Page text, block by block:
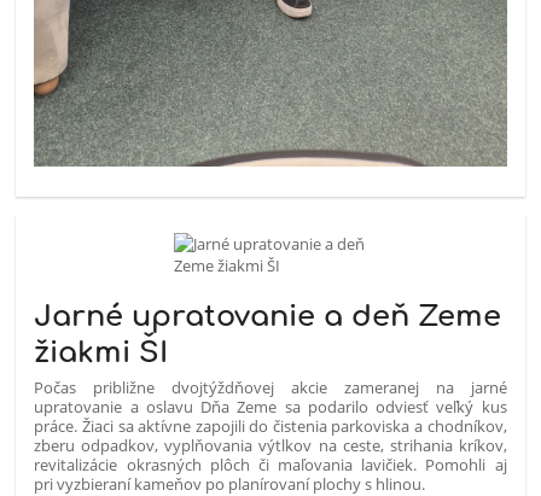
Jarné upratovanie a deň Zeme
žiakmi ŠI
Počas približne dvojtýždňovej akcie zameranej na jarné
upratovanie a oslavu Dňa Zeme sa podarilo odviesť veľký kus
práce. Žiaci sa aktívne zapojili do čistenia parkoviska a chodníkov,
zberu odpadkov, vyplňovania výtlkov na ceste, strihania kríkov,
revitalizácie okrasných plôch či maľovania lavičiek. Pomohli aj
pri vyzbieraní kameňov po planírovaní plochy s hlinou.